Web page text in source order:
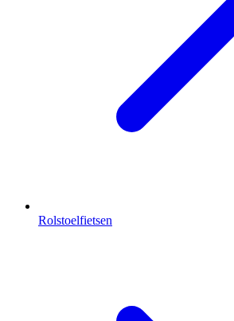
Rolstoelfietsen